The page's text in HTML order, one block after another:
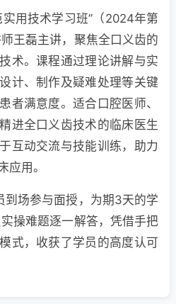
用技术学习班”（2024年第
王磊主讲，聚焦全口义齿的
术。课程通过理论讲解与实
计、制作及疑难处理等关键
者满意度。适合口腔医师、
进全口义齿技术的临床医生
互动交流与技能训练，助力
应用。
到场参与面授，为期3天的学
操难题逐一解答，凭借手把
式，收获了学员的高度认可